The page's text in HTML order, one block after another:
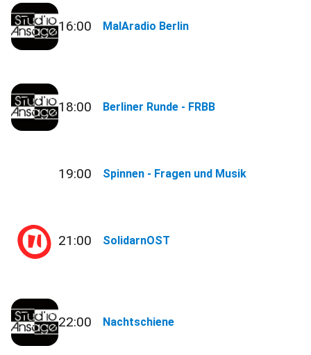
16:00 MalAradio Berlin
18:00 Berliner Runde - FRBB
19:00 Spinnen - Fragen und Musik
21:00 SolidarnOST
22:00 Nachtschiene